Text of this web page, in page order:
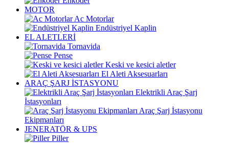
MOTOR
Ac Motorlar
Endüstriyel Kaplin
EL ALETLERİ
Tornavida
Pense
Keski ve kesici aletler
El Aleti Aksesuarları
ARAÇ ŞARJ İSTASYONU
Elektrikli Araç Şarj
İstasyonları
Araç Şarj İstasyonu
Ekipmanları
JENERATÖR & UPS
Piller